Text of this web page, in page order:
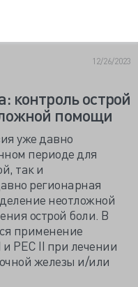
12/26/2023
контроль острой
помощи
уже давно
периоде для
так и
регионарная
неотложной
острой боли. В
применение
PEC II при лечении
железы и/или